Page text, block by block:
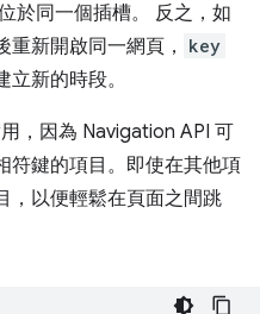
於同一個插槽。 反之，如
新開啟同一網頁，
key
新的時段。
，因為 Navigation API 可
符鍵的項目。即使在其他項
，以便輕鬆在頁面之間跳